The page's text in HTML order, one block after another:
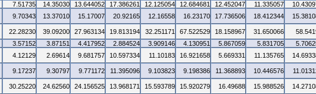
7.51735 14.35030 13.644052 17.386261 12.125054 12.684681 12.452047 11.335057
9.70343 13.37010 15.17007 20.92165 12.16558 16.23170 17.736506 18.412344
22.28230 39.09200 27.963134 19.813194 32.251171 67.522529 18.158967 31.650066
3.57152 3.87151 4.417952 2.884524 3.909146 4.130951 5.867059 5.831705
4.12129 2.69614 9.681757 10.597334 11.10183 16.921658 5.669331 11.135765
9.17237 9.30797 9.771172 11.395096 9.103823 9.198386 11.368893 10.446576
30.25220 24.62560 24.156525 13.968171 15.593789 15.920279 16.49688 15.988526